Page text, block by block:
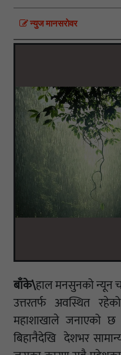
न्युज मानसराेवर
बाँके\हाल मनसुनको न्यून
उत्तरतर्फ अवस्थित
महाशाखाले जनाएको छ
बिहानैदेखि देशभर